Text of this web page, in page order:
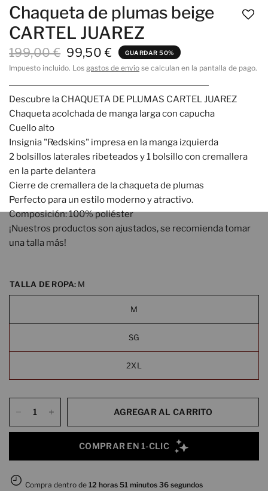
Chaqueta de plumas beige
CARTEL JUAREZ
199,00 € 99,50 € GUARDAR 50%
Impuesto incluido. Los gastos de envío se calculan en la pantalla de pago.
Descubre la CHAQUETA DE PLUMAS CARTEL JUAREZ
Chaqueta acolchada de manga larga con capucha
Cuello alto
Insignia "Redskins" impresa en la manga izquierda
2 bolsillos laterales ribeteados y 1 bolsillo con cremallera
en la parte delantera
Cierre de cremallera de la chaqueta de plumas
Perfecto para un estilo moderno y atractivo.
Composición: 100% poliéster
¡Nuestros productos son ajustados, se recomienda tomar
una talla más!
TALLA DE ROPA: M
M
SG
2XL
AGREGAR AL CARRITO